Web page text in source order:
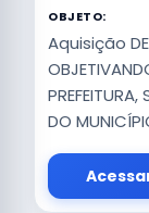
OBJETO:
Aquisição DE
DO